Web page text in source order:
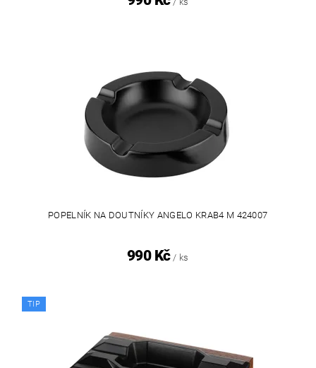
POPELNÍK NA DOUTNÍKY ANGELO KRAB4 M 424007
990 Kč / ks
TIP